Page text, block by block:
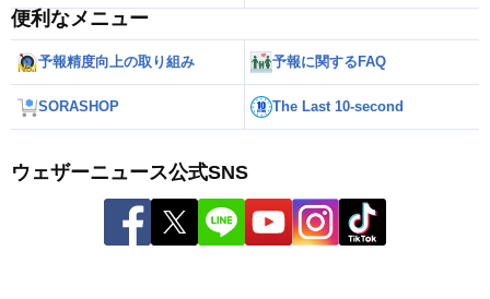
便利なメニュー
予報精度向上の取り組み 予報に関するFAQ
SORASHOP The Last 10-second
ウェザーニュース公式SNS